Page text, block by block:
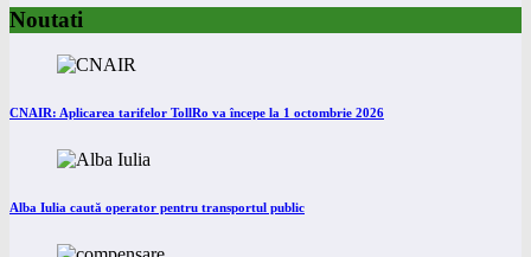
Noutati
CNAIR: Aplicarea tarifelor TollRo va începe la 1 octombrie 2026
Alba Iulia caută operator pentru transportul public